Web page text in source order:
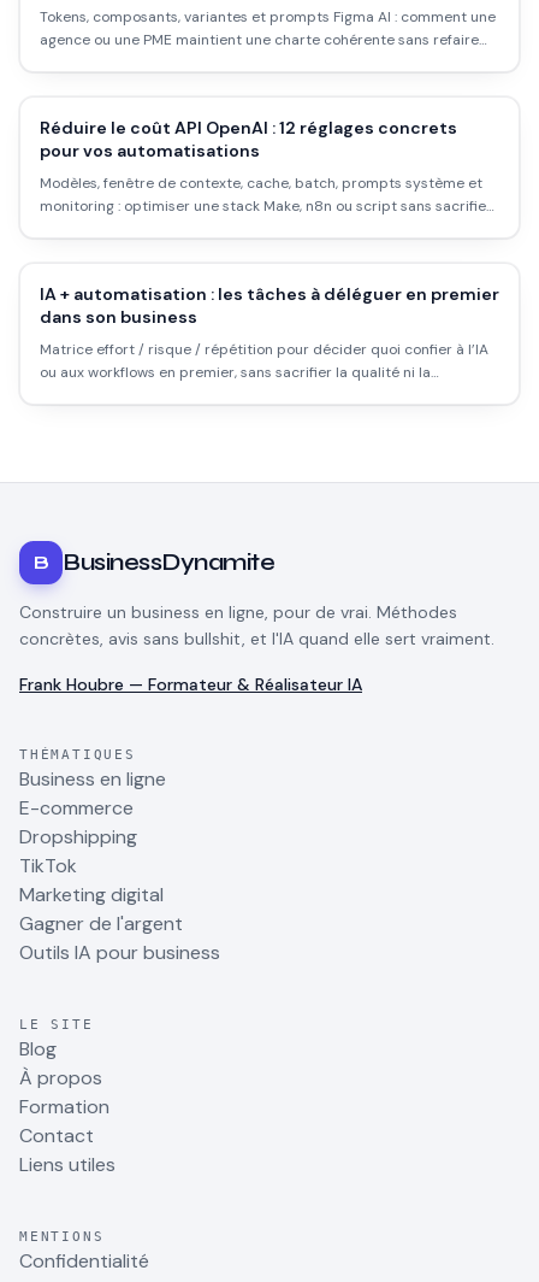
Tokens, composants, variantes et prompts Figma AI : comment une
agence ou une PME maintient une charte cohérente sans refaire
Réduire le coût API OpenAI : 12 réglages concrets
pour vos automatisations
Modèles, fenêtre de contexte, cache, batch, prompts système et
monitoring : optimiser une stack Make, n8n ou script sans sacrifier
IA + automatisation : les tâches à déléguer en premier
dans son business
Matrice effort / risque / répétition pour décider quoi confier à l’IA
ou aux workflows en premier, sans sacrifier la qualité ni la
B BusinessDynamite
Construire un business en ligne, pour de vrai. Méthodes
concrètes, avis sans bullshit, et l'IA quand elle sert vraiment.
Frank Houbre — Formateur & Réalisateur IA
THÉMATIQUES
Business en ligne
E-commerce
Dropshipping
TikTok
Marketing digital
Gagner de l'argent
Outils IA pour business
LE SITE
Blog
À propos
Formation
Contact
Liens utiles
MENTIONS
Confidentialité